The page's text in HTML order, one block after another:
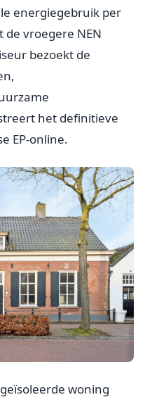
energiegebruik per
vroegere NEN
bezoekt de
het definitieve
EP-online.
woning